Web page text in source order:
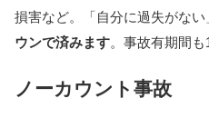
損害など。「自分に過失がな
ウンで済みます。事故有期間も
ノーカウント事故